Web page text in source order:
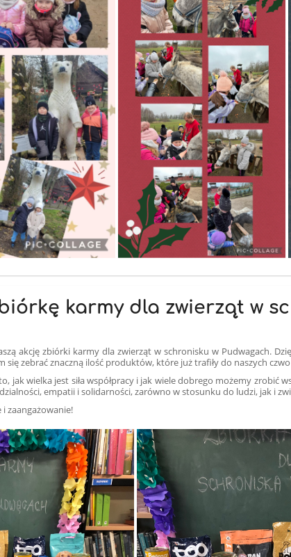
karmy dla zwierząt w
akcję zbiórki karmy dla zwierząt w schronisku w Pudwagach.
się zebrać znaczną ilość produktów, które już trafiły do naszych
jak wielka jest siła współpracy i jak wiele dobrego możemy zrobić
empatii i solidarności, zarówno w stosunku do ludzi, jak i
i zaangażowanie!